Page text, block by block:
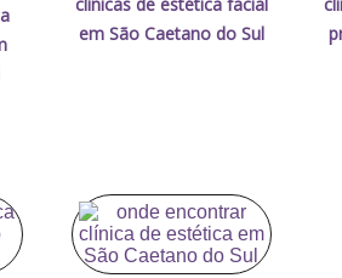
em São Caetano do Sul